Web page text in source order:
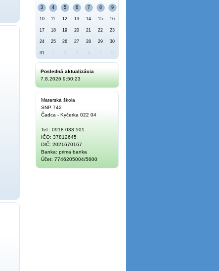
3 4 5 6 7 8 9
10 11 12 13 14 15 16
17 18 19 20 21 22 23
24 25 26 27 28 29 30
31 2 3 4 5 6
Posledná aktualizácia
7.8.2026 9:50:23
Materská škola
SNP 742
Čadca - Kyčerka 022 04
Tel.: 0918 033 501
IČO: 37812645
DIČ: 2021670167
Banka: prima banka
Účet: 7746205004/5600